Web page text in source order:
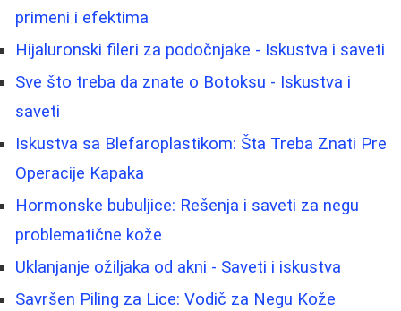
primeni i efektima
Hijaluronski fileri za podočnjake - Iskustva i saveti
Sve što treba da znate o Botoksu - Iskustva i
saveti
Iskustva sa Blefaroplastikom: Šta Treba Znati Pre
Operacije Kapaka
Hormonske bubuljice: Rešenja i saveti za negu
problematične kože
Uklanjanje ožiljaka od akni - Saveti i iskustva
Savršen Piling za Lice: Vodič za Negu Kože